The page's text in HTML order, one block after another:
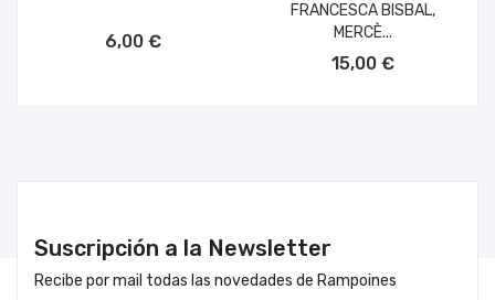
6,00 €
FRANCESCA BISBAL,
MERCÈ...
15,00 €
Suscripción a la Newsletter
Recibe por mail todas las novedades de Rampoines